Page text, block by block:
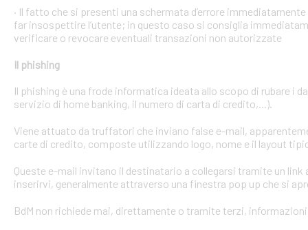
· Il fatto che si presenti una schermata d’errore
far insospettire l’utente; in questo caso si consiglia
verificare o revocare eventuali transazioni non autorizzate
Il phishing
Il phishing è una frode informatica ideata allo scopo di rubare i
servizio di home banking, il numero di carta di credito,...).
Viene attuato da truffatori che inviano false e-mail,
carte di credito, composte utilizzando logo, nome e il layout
Queste e-mail invitano il destinatario a collegarsi tramite un
inserirvi, generalmente attraverso una finestra pop up che si
BdM non richiede mai, direttamente o tramite terzi,